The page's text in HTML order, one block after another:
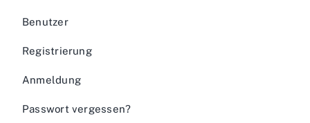
Benutzer
Registrierung
Anmeldung
Passwort vergessen?